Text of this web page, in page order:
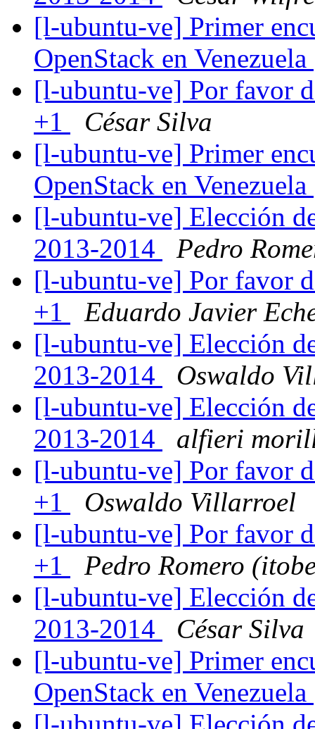
[l-ubuntu-ve] Primer
OpenStack en Venezuela
[l-ubuntu-ve] Por favor
+1
César Silva
[l-ubuntu-ve] Primer
OpenStack en Venezuela
[l-ubuntu-ve] Elección
2013-2014
Pedro
[l-ubuntu-ve] Por favor
+1
Eduardo Javier
[l-ubuntu-ve] Elección
2013-2014
Oswaldo
[l-ubuntu-ve] Elección
2013-2014
alfieri
[l-ubuntu-ve] Por favor
+1
Oswaldo Villarroel
[l-ubuntu-ve] Por favor
+1
Pedro Romero
[l-ubuntu-ve] Elección
2013-2014
César Silva
[l-ubuntu-ve] Primer
OpenStack en Venezuela